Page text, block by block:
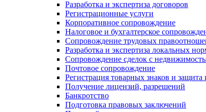
Разработка и экспертиза договоров
Регистрационные услуги
Корпоративное сопровождение
Налоговое и бухгалтерское
Сопровождение трудовых
Разработка и экспертиза локальных
Сопровождение сделок с
Почтовое сопровождение
Регистрация товарных знаков и защита
Получение лицензий, разрешений
Банкротство
Подготовка правовых заключений